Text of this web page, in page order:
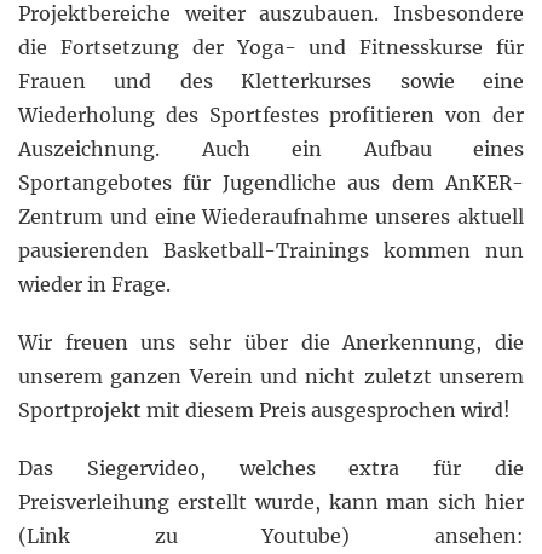
Projektbereiche weiter auszubauen. Insbesondere
die Fortsetzung der Yoga- und Fitnesskurse für
Frauen und des Kletterkurses sowie eine
Wiederholung des Sportfestes profitieren von der
Auszeichnung. Auch ein Aufbau eines
Sportangebotes für Jugendliche aus dem AnKER-
Zentrum und eine Wiederaufnahme unseres aktuell
pausierenden Basketball-Trainings kommen nun
wieder in Frage.
Wir freuen uns sehr über die Anerkennung, die
unserem ganzen Verein und nicht zuletzt unserem
Sportprojekt mit diesem Preis ausgesprochen wird!
Das Siegervideo, welches extra für die
Preisverleihung erstellt wurde, kann man sich hier
(Link zu Youtube) ansehen: